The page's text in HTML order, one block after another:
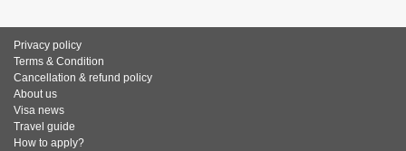
Privacy policy
Terms & Condition
Cancellation & refund policy
About us
Visa news
Travel guide
How to apply?